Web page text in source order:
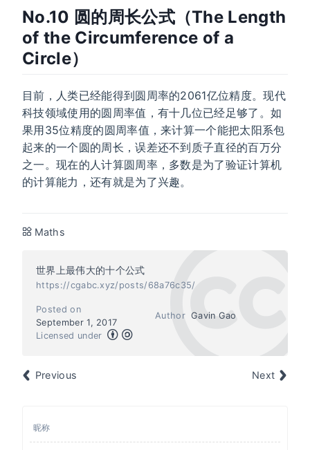
No.10 圆的周长公式（The Length
of the Circumference of a
Circle）
目前，人类已经能得到圆周率的2061亿位精度。现代
科技领域使用的圆周率值，有十几位已经足够了。如
果用35位精度的圆周率值，来计算一个能把太阳系包
起来的一个圆的周长，误差还不到质子直径的百万分
之一。现在的人计算圆周率，多数是为了验证计算机
的计算能力，还有就是为了兴趣。
Maths
世界上最伟大的十个公式
https://cgabc.xyz/posts/68a76c35/
Author Gavin Gao
Posted on
September 1, 2017
Licensed under
Previous Next